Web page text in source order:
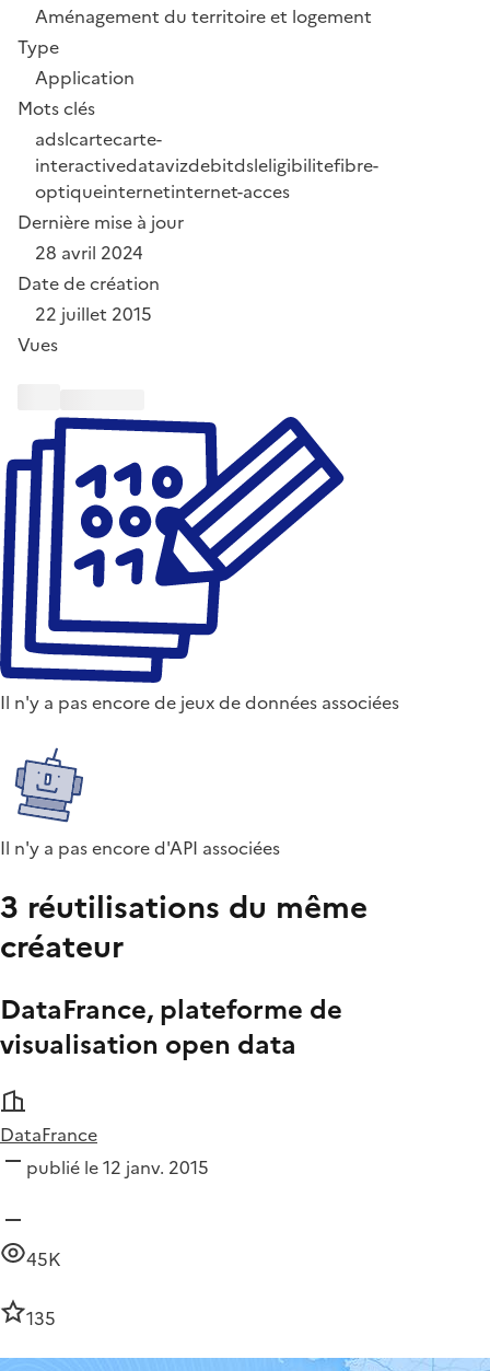
Aménagement du territoire et logement
Type
Application
Mots clés
adslcartecarte-
interactivedatavizdebitdsleligibilitefibre-
optiqueinternetinternet-acces
Dernière mise à jour
28 avril 2024
Date de création
22 juillet 2015
Vues
Il n'y a pas encore de jeux de données associées
Il n'y a pas encore d'API associées
3 réutilisations du même
créateur
DataFrance, plateforme de
visualisation open data
DataFrance
publié le 12 janv. 2015
45K
135